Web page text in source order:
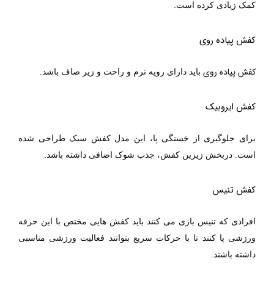
کمک زیادی کرده است.
کفش پیاده روی
کفش پیاده روی باید دارای رویه نرم و راحت و زیر صاف باشد.
کفش ایروبیک
برای جلوگیری از خستگی پا، این مدل کفش سبک طراحی شده
است. دربخش زیرین کفش، جذب شوک اضافی داشته باشد.
کفش تنیس
افرادی که تنیس بازی می کنند باید کفش هایی مختص با این حرفه
ورزشی پا کنند تا با حرکات سریع بتوانند فعالیت ورزشی مناسبی
داشته باشند.